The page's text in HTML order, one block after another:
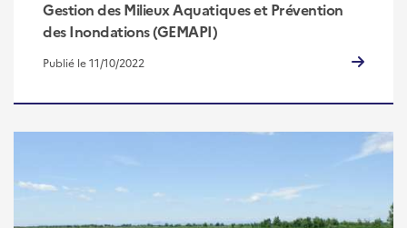
Gestion des Milieux Aquatiques et Prévention
des Inondations (GEMAPI)
Publié le 11/10/2022